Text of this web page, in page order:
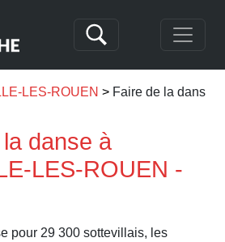
LES-ROUEN Faire de la danse
danse à
LES-ROUEN -
pour 29 300 sottevillais, les